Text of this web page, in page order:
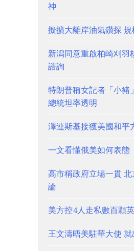
神
擬擴大離岸油氣鑽探
新潟同意重啟柏崎刈羽
諮詢
特朗普稱女記者「小豬
總統坦率透明
澤連斯基接獲美國和平
一文看懂俄美如何表態
高市稱政府立場一貫
論
美方控4人走私數百顆
王文濤晤美駐華大使